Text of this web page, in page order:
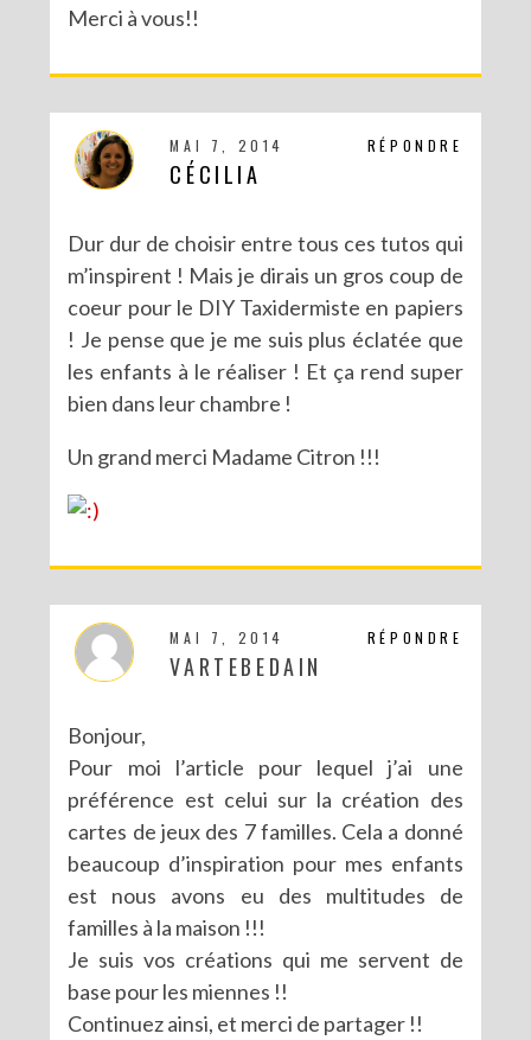
Merci à vous!!
RÉPONDRE
MAI 7, 2014
CÉCILIA
Dur dur de choisir entre tous ces tutos qui
m’inspirent ! Mais je dirais un gros coup de
coeur pour le DIY Taxidermiste en papiers
! Je pense que je me suis plus éclatée que
les enfants à le réaliser ! Et ça rend super
bien dans leur chambre !
Un grand merci Madame Citron !!!
RÉPONDRE
MAI 7, 2014
VARTEBEDAIN
Bonjour,
Pour moi l’article pour lequel j’ai une
préférence est celui sur la création des
cartes de jeux des 7 familles. Cela a donné
beaucoup d’inspiration pour mes enfants
est nous avons eu des multitudes de
familles à la maison !!!
Je suis vos créations qui me servent de
base pour les miennes !!
Continuez ainsi, et merci de partager !!